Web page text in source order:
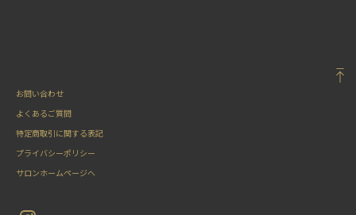
お問い合わせ
よくあるご質問
特定商取引に関する表記
プライバシーポリシー
サロンホームページへ